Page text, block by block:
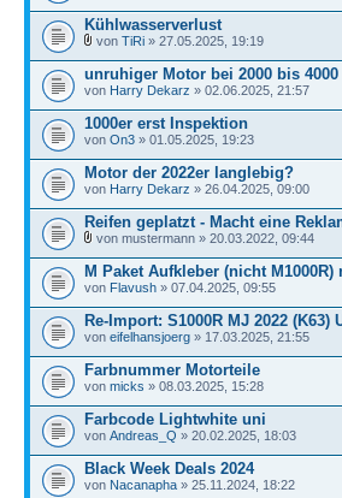
Kühlwasserverlust
von TiRi » 27.05.2025, 19:19
unruhiger Motor bei 2000 bis 4000
von Harry Dekarz » 02.06.2025, 21:57
1000er erst Inspektion
von On3 » 01.05.2025, 19:23
Motor der 2022er langlebig?
von Harry Dekarz » 26.04.2025, 09:00
Reifen geplatzt - Macht eine
von mustermann » 20.03.2022, 09:44
M Paket Aufkleber (nicht M1000R)
von Flavush » 07.04.2025, 09:55
Re-Import: S1000R MJ 2022 (K63)
von eifelhansjoerg » 17.03.2025, 21:55
Farbnummer Motorteile
von micks » 08.03.2025, 15:28
Farbcode Lightwhite uni
von Andreas_Q » 20.02.2025, 18:03
Black Week Deals 2024
von Nacanapha » 25.11.2024, 18:22